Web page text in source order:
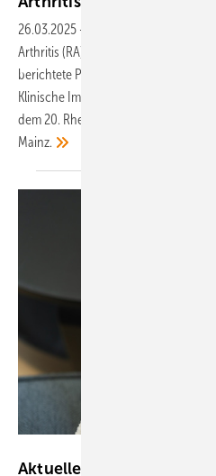
26.03.2025 -
Arthritis (RA) kann einen besseren
berichtete Philipp Klemm von der
Klinische Immunologie an der
dem 20. Rheumatologie-Update-
Mainz.
Aktuelle Leitlinie